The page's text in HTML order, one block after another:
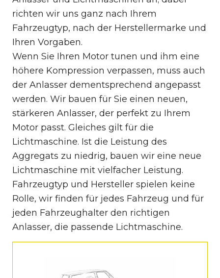
richten wir uns ganz nach Ihrem
Fahrzeugtyp, nach der Herstellermarke und
Ihren Vorgaben.
Wenn Sie Ihren Motor tunen und ihm eine
höhere Kompression verpassen, muss auch
der Anlasser dementsprechend angepasst
werden. Wir bauen für Sie einen neuen,
stärkeren Anlasser, der perfekt zu Ihrem
Motor passt. Gleiches gilt für die
Lichtmaschine. Ist die Leistung des
Aggregats zu niedrig, bauen wir eine neue
Lichtmaschine mit vielfacher Leistung.
Fahrzeugtyp und Hersteller spielen keine
Rolle, wir finden für jedes Fahrzeug und für
jeden Fahrzeughalter den richtigen
Anlasser, die passende Lichtmaschine.